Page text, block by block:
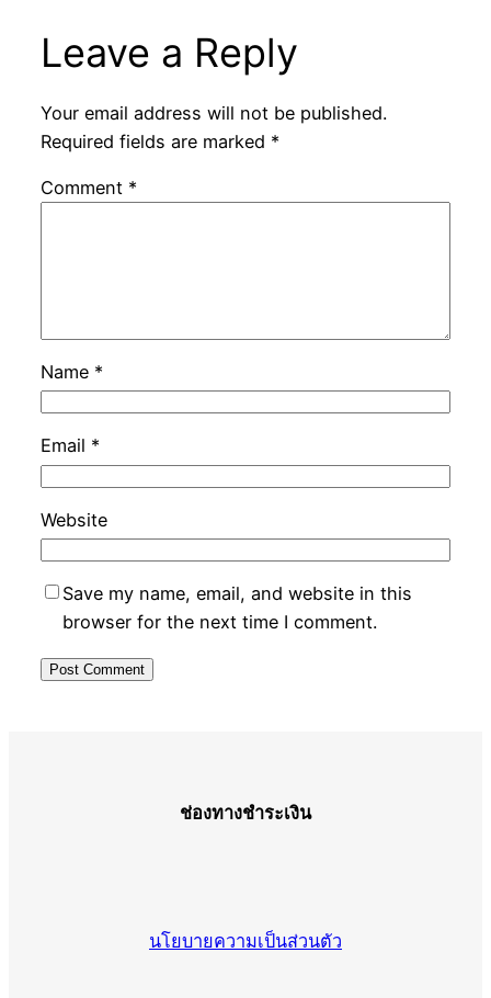
Leave a Reply
Your email address will not be published.
Required fields are marked *
Comment *
Name *
Email *
Website
Save my name, email, and website in this
browser for the next time I comment.
ช่องทางชำระเงิน
นโยบายความเป็นส่วนตัว